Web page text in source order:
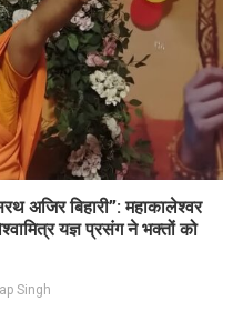
अजिर बिहारी”: महाकालेश्वर
यज्ञ प्रसंग ने भक्तों को
Singh